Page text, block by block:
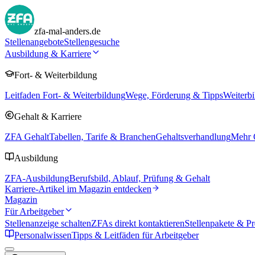
zfa-mal-anders.de
StellenangeboteStellengesuche
Ausbildung & Karriere
Fort- & Weiterbildung
Leitfaden Fort- & WeiterbildungWege, Förderung & Tipps
Gehalt & Karriere
ZFA GehaltTabellen, Tarife & BranchenGehaltsverhandlungMehr
Ausbildung
ZFA-AusbildungBerufsbild, Ablauf, Prüfung & Gehalt
Karriere-Artikel im Magazin entdecken
Magazin
Für Arbeitgeber
Stellenanzeige schaltenZFAs direkt kontaktierenStellenpakete &
PersonalwissenTipps & Leitfäden für Arbeitgeber